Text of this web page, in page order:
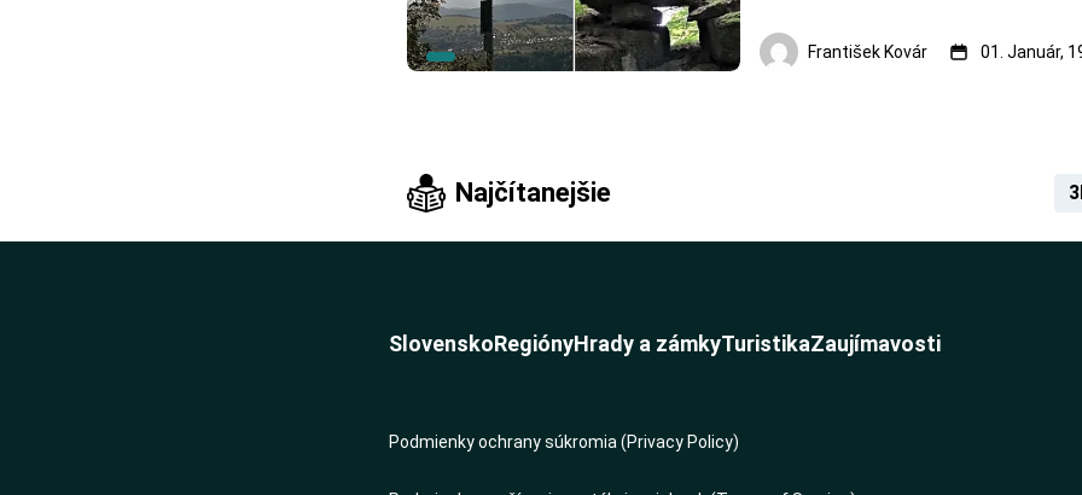
František Kovár 01. Január,
Najčítanejšie
SlovenskoRegiónyHrady a zámkyTuristikaZaujímavosti
Podmienky ochrany súkromia (Privacy Policy)